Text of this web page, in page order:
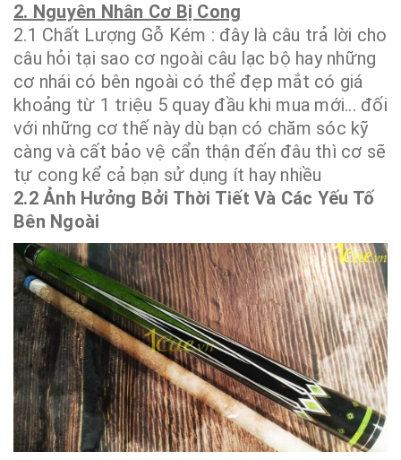
2. Nguyên Nhân Cơ Bị Cong
2.1 Chất Lượng Gỗ Kém : đây là câu trả lời cho
câu hỏi tại sao cơ ngoài câu lạc bộ hay những
cơ nhái có bên ngoài có thể đẹp mắt có giá
khoảng từ 1 triệu 5 quay đầu khi mua mới... đối
với những cơ thế này dù bạn có chăm sóc kỹ
càng và cất bảo vệ cẩn thận đến đâu thì cơ sẽ
tự cong kể cả bạn sử dụng ít hay nhiều
2.2 Ảnh Hưởng Bởi Thời Tiết Và Các Yếu Tố
Bên Ngoài